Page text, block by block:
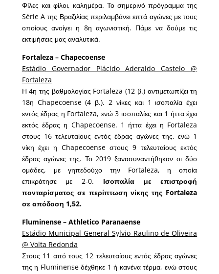
Φίλες και φίλοι, καλημέρα. Το σημερινό πρόγραμμα της
Série A της Βραζιλίας περιλαμβάνει επτά αγώνες με τους
οποίους ανοίγει η 8η αγωνιστική. Πάμε να δούμε τις
εκτιμήσεις μας αναλυτικά.
Fortaleza – Chapecoense
Estádio Governador Plácido Aderaldo Castelo @
Fortaleza
Η 4η της βαθμολογίας Fortaleza (12 β.) αντιμετωπίζει τη
18η Chapecoense (4 β.). 2 νίκες και 1 ισοπαλία έχει
εντός έδρας η Fortaleza, ενώ 3 ισοπαλίες και 1 ήττα έχει
εκτός έδρας η Chapecoense. 1 ήττα έχει η Fortaleza
στους 16 τελευταίους εντός έδρας αγώνες της, ενώ 1
νίκη έχει η Chapecoense στους 9 τελευταίους εκτός
έδρας αγώνες της. Το 2019 ξανασυναντήθηκαν οι δύο
ομάδες, με γηπεδούχο την Fortaleza, η οποία
επικράτησε με 2-0. Ισοπαλία με επιστροφή
πονταρίσματος σε περίπτωση νίκης της Fortaleza
σε απόδοση 1,52.
Fluminense – Athletico Paranaense
Estádio Municipal General Sylvio Raulino de Oliveira
@ Volta Redonda
Στους 11 από τους 12 τελευταίους εντός έδρας αγώνες
της η Fluminense δέχθηκε 1 ή κανένα τέρμα, ενώ στους